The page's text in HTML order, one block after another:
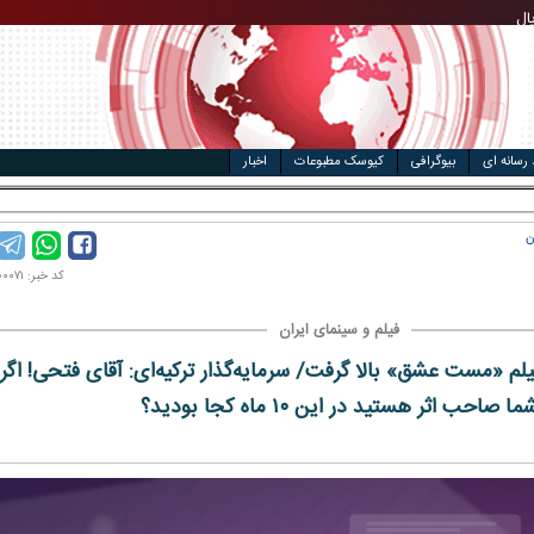
خودرو
رسانه ای بیوگرافی کیوسک مطبوعات اخبار
کد خبر: ۹۹۰۸۰۰۰۷۱
فیلم و سینمای ایران
«مست عشق» بالا گرفت/ سرمایه‌گذار ترکیه‌ای: آقای فتحی! اگر
صاحب اثر هستید در این ۱۰ ماه کجا بودید؟